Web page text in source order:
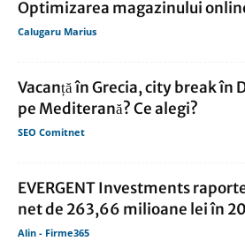
Optimizarea magazinului
Calugaru Marius
Vacanță în Grecia, city break în
pe Mediterană? Ce alegi?
SEO Comitnet
EVERGENT Investments
net de 263,66 milioane lei în
Alin - Firme365